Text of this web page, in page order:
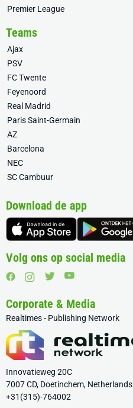
Premier League
Teams
Ajax
PSV
FC Twente
Feyenoord
Real Madrid
Paris Saint-Germain
AZ
Barcelona
NEC
SC Cambuur
Download de app
Volg ons op social media
Corporate & Media
Realtimes - Publishing Network
Innovatieweg 20C
7007 CD, Doetinchem, Netherlands
+31(315)-764002